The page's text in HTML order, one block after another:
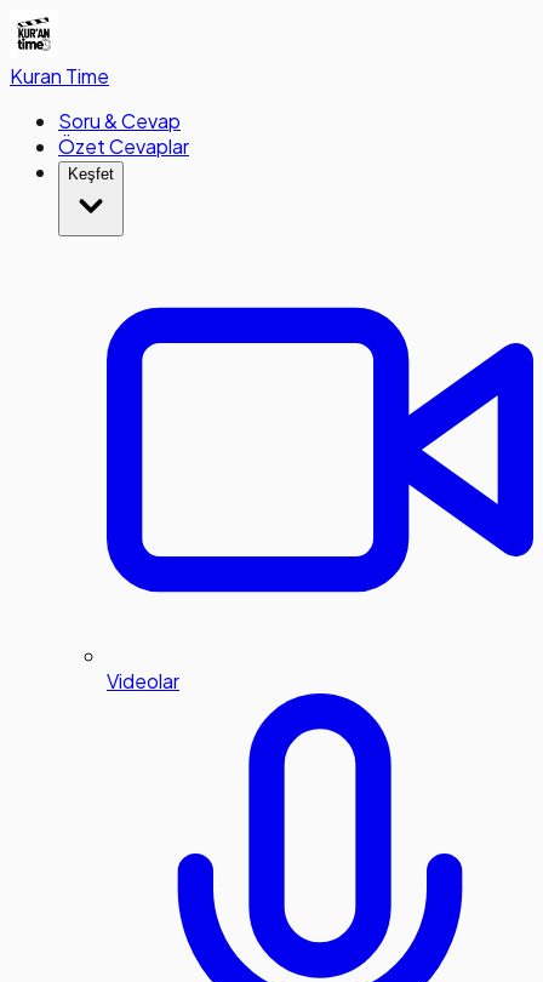
Kuran Time
Soru & Cevap
Özet Cevaplar
Keşfet
Videolar